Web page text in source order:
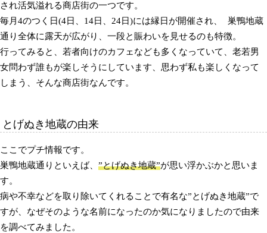
され活気溢れる商店街の一つです。
毎月4のつく日(4日、14日、24日)には縁日が開催され、 巣鴨地蔵
通り全体に露天が広がり、一段と賑わいを見せるのも特徴。
行ってみると、若者向けのカフェなども多くなっていて、老若男
女問わず誰もが楽しそうにしています、思わず私も楽しくなって
しまう、そんな商店街なんです。
とげぬき地蔵の由来
ここでプチ情報です。
巣鴨地蔵通りといえば、 ”とげぬき地蔵”が思い浮かぶかと思いま
す。
病や不幸などを取り除いてくれることで有名な”とげぬき地蔵”で
すが、なぜそのような名前になったのか気になりましたので由来
を調べてみました。